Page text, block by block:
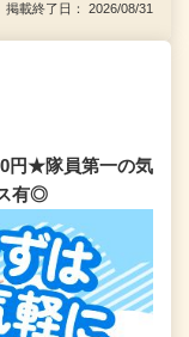
載終了日： 2026/08/31
円★隊員第一の気
有◎